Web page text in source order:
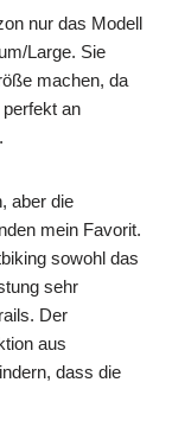
nur das Modell
Large. Sie
machen, da
an
aber die
mein Favorit.
sowohl das
sehr
Der
aus
dass die